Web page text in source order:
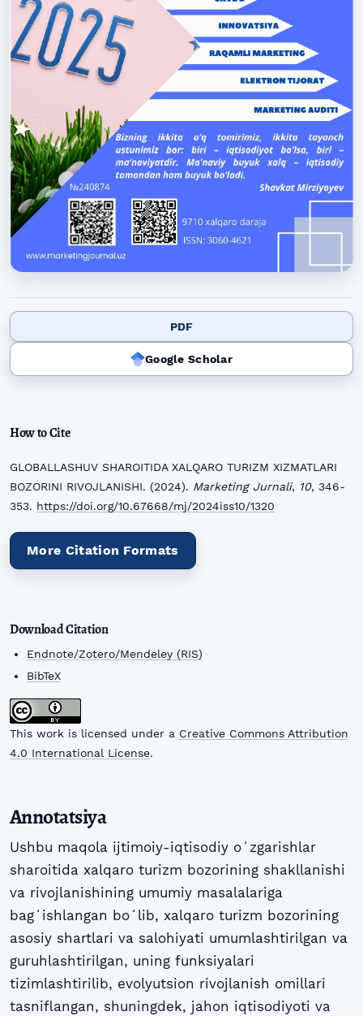
PDF
Google Scholar
How to Cite
GLOBALLASHUV SHAROITIDA XALQARO TURIZM XIZMATLARI
BOZORINI RIVOJLANISHI. (2024). Marketing Jurnali, 10, 346-
353. https://doi.org/10.67668/mj/2024iss10/1320
More Citation Formats
Download Citation
Endnote/Zotero/Mendeley (RIS)
BibTeX
This work is licensed under a Creative Commons Attribution
4.0 International License.
Annotatsiya
Ushbu maqola ijtimoiy-iqtisodiy oʻzgarishlar
sharoitida xalqaro turizm bozorining shakllanishi
va rivojlanishining umumiy masalalariga
bagʻishlangan boʻlib, xalqaro turizm bozorining
asosiy shartlari va salohiyati umumlashtirilgan va
guruhlashtirilgan, uning funksiyalari
tizimlashtirilib, evolyutsion rivojlanish omillari
tasniflangan, shuningdek, jahon iqtisodiyoti va